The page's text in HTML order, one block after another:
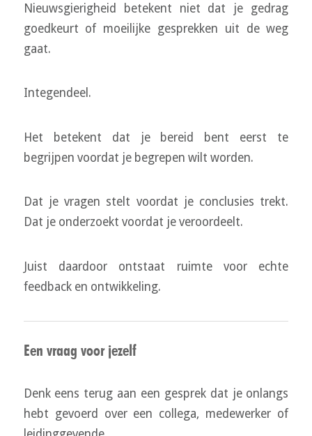
Nieuwsgierigheid betekent niet dat je gedrag
goedkeurt of moeilijke gesprekken uit de weg
gaat.
Integendeel.
Het betekent dat je bereid bent eerst te
begrijpen voordat je begrepen wilt worden.
Dat je vragen stelt voordat je conclusies trekt.
Dat je onderzoekt voordat je veroordeelt.
Juist daardoor ontstaat ruimte voor echte
feedback en ontwikkeling.
Een vraag voor jezelf
Denk eens terug aan een gesprek dat je onlangs
hebt gevoerd over een collega, medewerker of